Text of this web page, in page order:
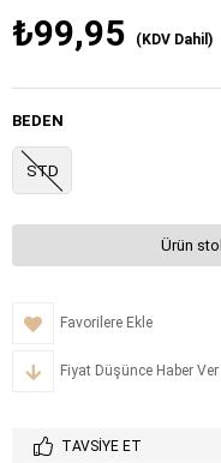
₺99,95 (KDV Dahil)
BEDEN
STD
Ürün
Favorilere Ekle
Fiyat Düşünce Haber Ver
TAVSIYE ET